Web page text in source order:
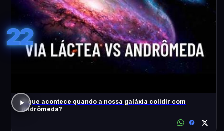
22
O que acontece quando a nossa galáxia colidir com
Andrômeda?